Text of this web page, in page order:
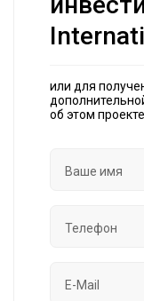
или для
об этом проекте.